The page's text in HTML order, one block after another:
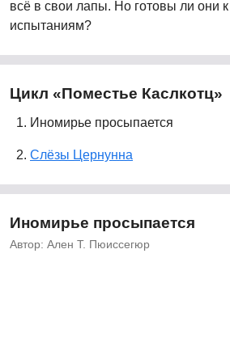
всё в свои лапы. Но готовы ли они
испытаниям?
Цикл «Поместье Каслкотц»
1. Иномирье просыпается
2. Слёзы Цернунна
Иномирье просыпается
Автор: Ален Т. Пюиссегюр